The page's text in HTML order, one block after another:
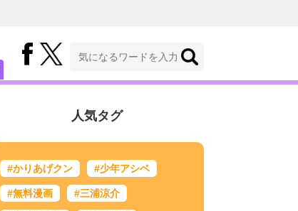
人気タグ
#かりあげクン #少年アシベ
#無料漫画 #三浦涼介